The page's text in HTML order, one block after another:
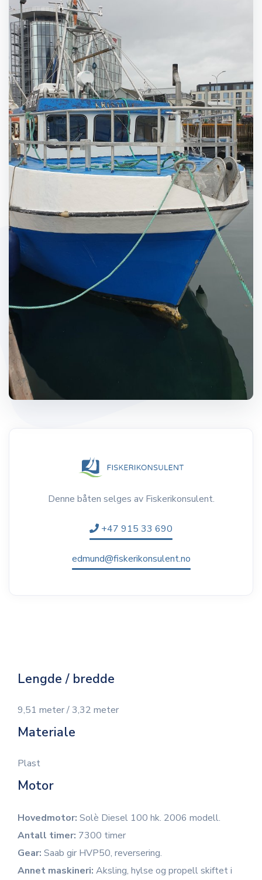
Denne båten selges av Fiskerikonsulent.
+47 915 33 690
edmund@fiskerikonsulent.no
Lengde / bredde
9,51 meter / 3,32 meter
Materiale
Plast
Motor
Hovedmotor: Solè Diesel 100 hk. 2006 modell.
Antall timer: 7300 timer
Gear: Saab gir HVP50, reversering.
Annet maskineri: Aksling, hylse og propell skiftet i